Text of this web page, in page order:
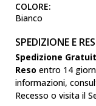
COLORE:
Bianco
SPEDIZIONE E
Spedizione
Reso entro 14
informazioni,
Recesso o visita il